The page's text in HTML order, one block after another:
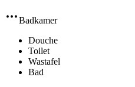
Badkamer
Douche
Toilet
Wastafel
Bad